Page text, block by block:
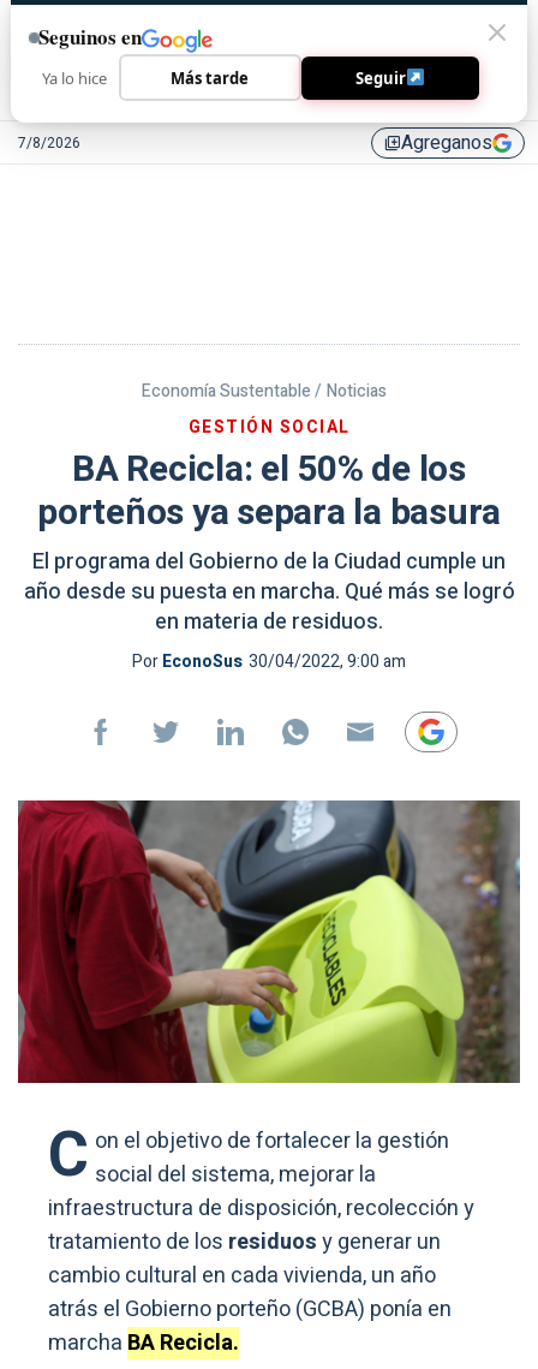
7/8/2026 library_addAgreganos
Economía Sustentable / Noticias
GESTIÓN SOCIAL
BA Recicla: el 50% de los
porteños ya separa la basura
El programa del Gobierno de la Ciudad cumple un
año desde su puesta en marcha. Qué más se logró
en materia de residuos.
PorEconoSus 30/04/2022, 9:00 am
C on el objetivo de fortalecer la gestión
social del sistema, mejorar la
infraestructura de disposición, recolección y
tratamiento de los residuosy generar un
cambio cultural en cada vivienda, un año
atrás el Gobierno porteño (GCBA) ponía en
marcha BA Recicla.
Seguinos en
Ya lo hice Más tarde Seguir